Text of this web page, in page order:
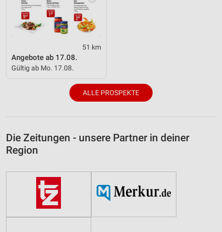
51 km
Angebote ab 17.08.
Gültig ab Mo. 17.08.
ALLE PROSPEKTE
Die Zeitungen - unsere Partner in deiner
Region